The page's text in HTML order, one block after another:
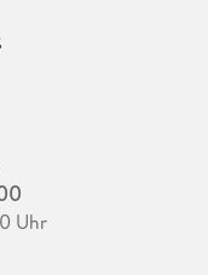
Uhr